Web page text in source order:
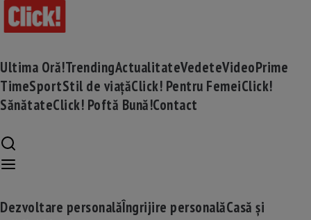
Ultima Oră!TrendingActualitateVedeteVideoPrime
TimeSportStil de viațăClick! Pentru FemeiClick!
SănătateClick! Poftă Bună!Contact
Dezvoltare personalăÎngrijire personalăCasă și